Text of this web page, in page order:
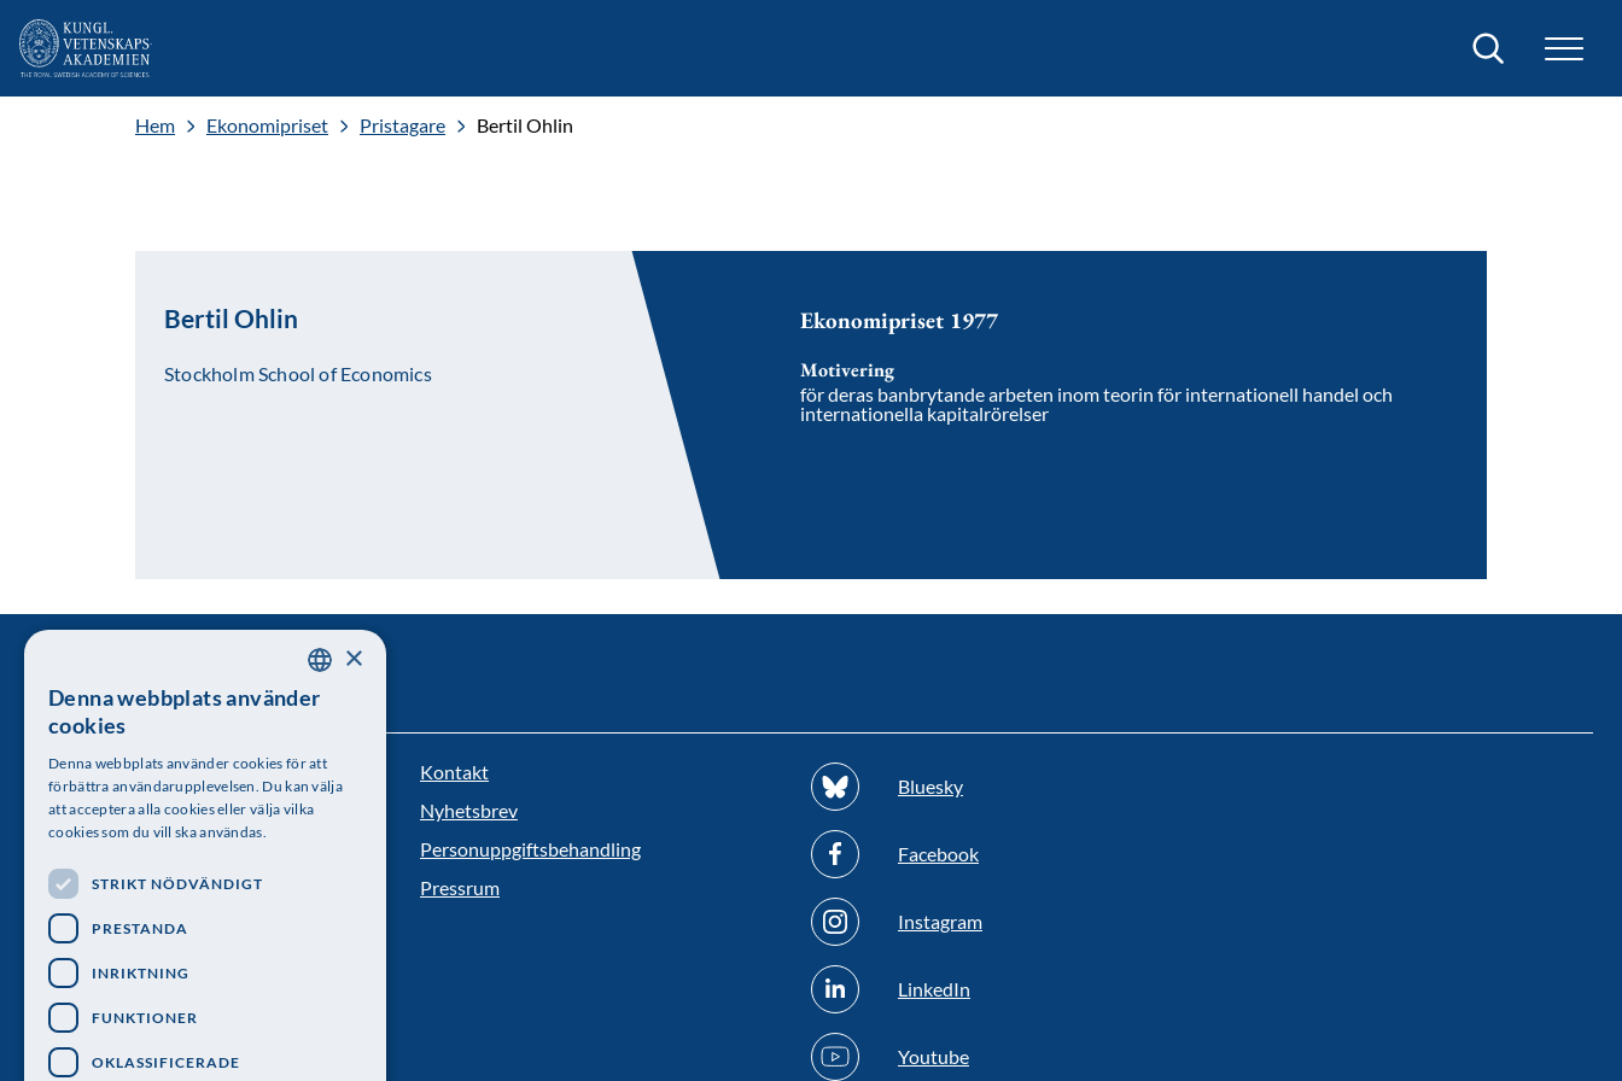
Sök
Hem Ekonomipriset Pristagare Bertil Ohlin
Bertil Ohlin
Stockholm School of Economics
Ekonomipriset 1977
Motivering
för deras banbrytande arbeten inom teorin för internationell handel och
internationella kapitalrörelser
Kungl. Vetenskapsakademien
Besöksadress: Lilla Frescativägen 4A
Telefon: 08-673 95 00
Kontakt
Nyhetsbrev
Personuppgiftsbehandling
Pressrum
Bluesky
Facebook
Instagram
LinkedIn
Youtube
SWEDISH
×
Denna webbplats använder
cookies
Denna webbplats använder cookies för att
förbättra användarupplevelsen. Du kan välja
att acceptera alla cookies eller välja vilka
cookies som du vill ska användas.
STRIKT NÖDVÄNDIGT
PRESTANDA
INRIKTNING
FUNKTIONER
OKLASSIFICERADE